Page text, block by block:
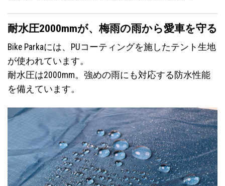
耐水圧2000mmが、梅雨の雨から愛車を守る
Bike Parkaには、PUコーティングを施したテント生地
が使われています。
耐水圧は2000mm。強めの雨にも対応する防水性能
を備えています。